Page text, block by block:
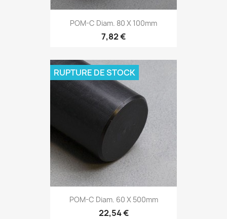
POM-C Diam. 80 X 100mm
7,82 €
POM-C Diam. 60 X 500mm
22,54 €
RUPTURE DE STOCK